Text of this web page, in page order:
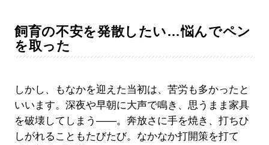
飼育の不安を発散したい…悩んでペン
を取った
しかし、もなかを迎えた当初は、苦労も多かったと
いいます。深夜や早朝に大声で鳴き、思うまま家具
を破壊してしまう――。奔放さに手を焼き、打ちひ
しがれることもたびたび。なかなか打開策を打て